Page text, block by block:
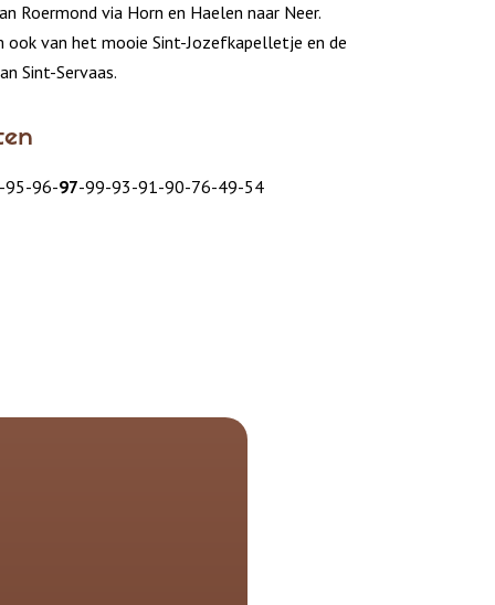
Roermond via Horn en Haelen naar Neer.
ook van het mooie Sint-Jozefkapelletje en de
Sint-Servaas.
96-97-99-93-91-90-76-49-54